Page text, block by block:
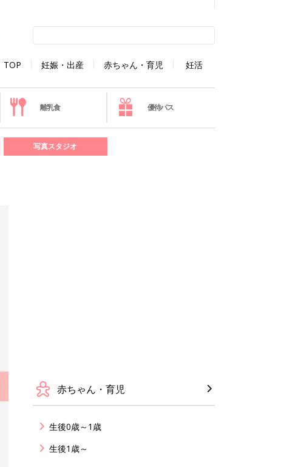
TOP 妊娠・出産 赤ちゃん・育児 妊活
離乳食 優待パス
写真スタジオ
赤ちゃん・育児
生後0歳～1歳
生後1歳～